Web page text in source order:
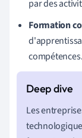
par des
Formation
compétences.
Les